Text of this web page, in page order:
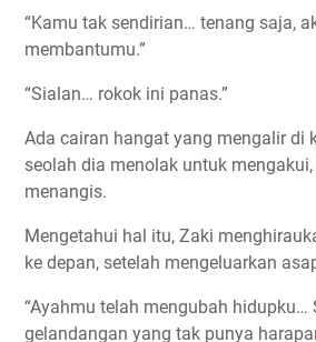
“Kamu tak sendirian… tenang saja,
membantumu.”
“Sialan… rokok ini panas.”
Ada cairan hangat yang mengalir di
seolah dia menolak untuk
menangis.
Mengetahui hal itu, Zaki
ke depan, setelah mengeluarkan
“Ayahmu telah mengubah hidupku…
gelandangan yang tak punya